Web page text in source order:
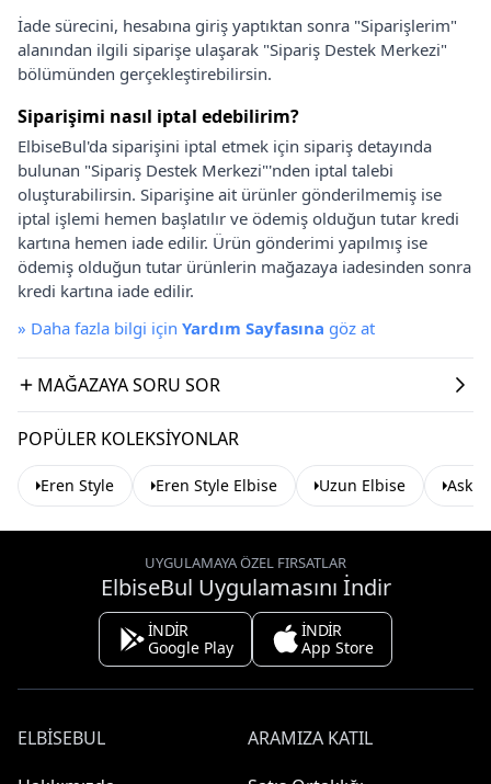
İade sürecini, hesabına giriş yaptıktan sonra "Siparişlerim"
alanından ilgili siparişe ulaşarak "Sipariş Destek Merkezi"
bölümünden gerçekleştirebilirsin.
Siparişimi nasıl iptal edebilirim?
ElbiseBul'da siparişini iptal etmek için sipariş detayında
bulunan "Sipariş Destek Merkezi"'nden iptal talebi
oluşturabilirsin. Siparişine ait ürünler gönderilmemiş ise
iptal işlemi hemen başlatılır ve ödemiş olduğun tutar kredi
kartına hemen iade edilir. Ürün gönderimi yapılmış ise
ödemiş olduğun tutar ürünlerin mağazaya iadesinden sonra
kredi kartına iade edilir.
» Daha fazla bilgi için Yardım Sayfasına göz at
MAĞAZAYA SORU SOR
POPÜLER KOLEKSIYONLAR
Eren Style Eren Style Elbise Uzun Elbise
UYGULAMAYA ÖZEL FIRSATLAR
ElbiseBul Uygulamasını İndir
İNDİR
Google Play
İNDİR
App Store
ELBISEBUL
ARAMIZA KATIL